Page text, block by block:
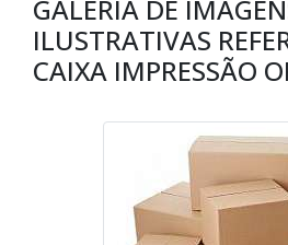
GALERIA DE
ILUSTRATIVAS
CAIXA IMPRESSÃO